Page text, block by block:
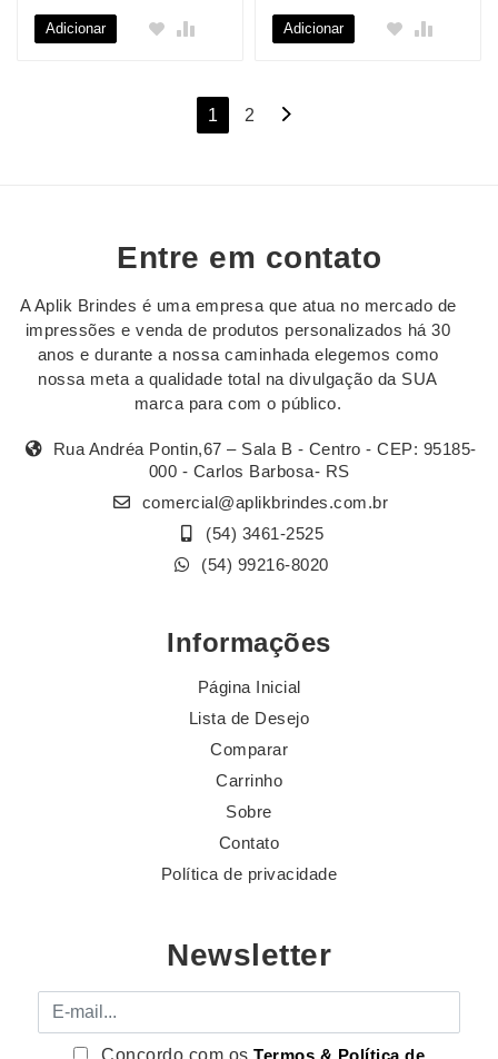
Adicionar Adicionar
Navegação
1 2
Entre em contato
A Aplik Brindes é uma empresa que atua no mercado de
impressões e venda de produtos personalizados há 30
anos e durante a nossa caminhada elegemos como
nossa meta a qualidade total na divulgação da SUA
marca para com o público.
Rua Andréa Pontin,67 – Sala B - Centro - CEP: 95185-
000 - Carlos Barbosa- RS
comercial@aplikbrindes.com.br
(54) 3461-2525
(54) 99216-8020
Informações
Página Inicial
Lista de Desejo
Comparar
Carrinho
Sobre
Contato
Política de privacidade
Newsletter
E-mail